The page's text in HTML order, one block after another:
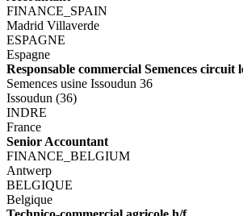
FINANCE_SPAIN
Madrid Villaverde
ESPAGNE
Espagne
Responsable commercial Semences circuit
Semences usine Issoudun 36
Issoudun (36)
INDRE
France
Senior Accountant
FINANCE_BELGIUM
Antwerp
BELGIQUE
Belgique